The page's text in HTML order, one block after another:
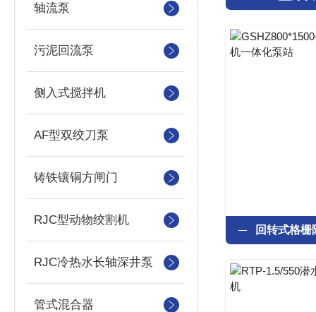
轴流泵
污泥回流泵
侧入式搅拌机
AF型双绞刀泵
铸铁镶铜方闸门
RJC型动物绞割机
RJC冷热水长轴深井泵
管式混合器